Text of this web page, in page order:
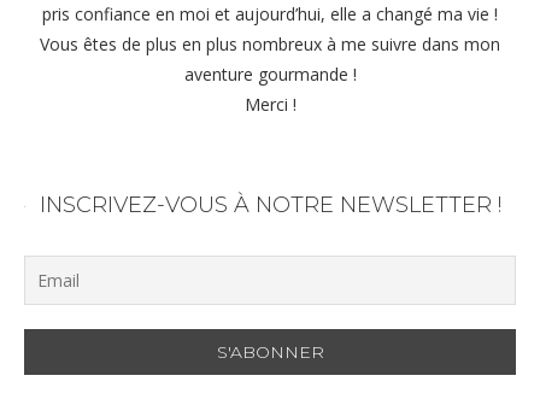
pris confiance en moi et aujourd’hui, elle a changé ma vie !
Vous êtes de plus en plus nombreux à me suivre dans mon
aventure gourmande !
Merci !
INSCRIVEZ-VOUS À NOTRE NEWSLETTER !